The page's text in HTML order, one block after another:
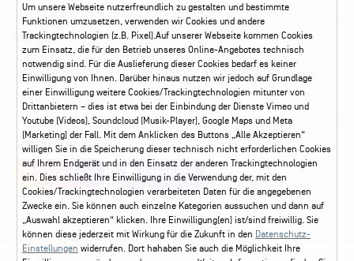
Service
Kontakt Leichte Sprache
FAQ / Hilfe
Ticketshop Hamburg
Gutscheine
Callback-Service
Ticketservice 040 - 413 22 60
Social Media
Instagram Facebook
Um unsere Webseite nutzerfreundlich zu gestalten und bestimmte
Funktionen umzusetzen, verwenden wir Cookies und andere
Trackingtechnologien (z.B. Pixel).Auf unserer Webseite kommen Cookies
zum Einsatz, die für den Betrieb unseres Online-Angebotes technisch
notwendig sind. Für die Auslieferung dieser Cookies bedarf es keiner
Einwilligung von Ihnen. Darüber hinaus nutzen wir jedoch auf Grundlage
einer Einwilligung weitere Cookies/Trackingtechnologien mitunter von
Drittanbietern – dies ist etwa bei der Einbindung der Dienste Vimeo und
Youtube (Videos), Soundcloud (Musik-Player), Google Maps und Meta
(Marketing) der Fall. Mit dem Anklicken des Buttons „Alle Akzeptieren“
willigen Sie in die Speicherung dieser technisch nicht erforderlichen Cookies
auf Ihrem Endgerät und in den Einsatz der anderen Trackingtechnologien
ein. Dies schließt Ihre Einwilligung in die Verwendung der, mit den
Cookies/Trackingtechnologien verarbeiteten Daten für die angegebenen
Zwecke ein. Sie können auch einzelne Kategorien aussuchen und dann auf
„Auswahl akzeptieren“ klicken. Ihre Einwilligung(en) ist/sind freiwillig. Sie
können diese jederzeit mit Wirkung für die Zukunft in den Datenschutz-
Einstellungen widerrufen. Dort hahaben Sie auch die Möglichkeit Ihre